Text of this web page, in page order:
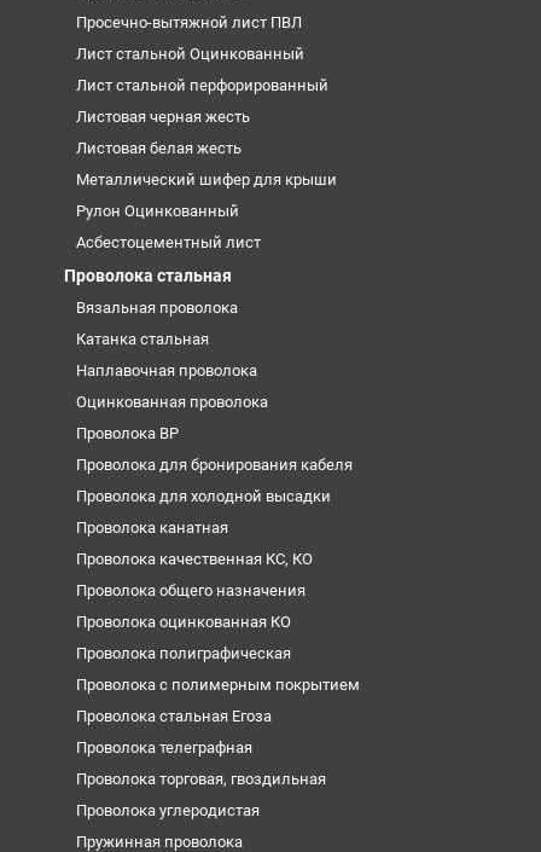
Просечно-вытяжной лист ПВЛ
Лист стальной Оцинкованный
Лист стальной перфорированный
Листовая черная жесть
Листовая белая жесть
Металлический шифер для крыши
Рулон Оцинкованный
Асбестоцементный лист
Проволока стальная
Вязальная проволока
Катанка стальная
Наплавочная проволока
Оцинкованная проволока
Проволока ВР
Проволока для бронирования кабеля
Проволока для холодной высадки
Проволока канатная
Проволока качественная КС, КО
Проволока общего назначения
Проволока оцинкованная КО
Проволока полиграфическая
Проволока с полимерным покрытием
Проволока стальная Егоза
Проволока телеграфная
Проволока торговая, гвоздильная
Проволока углеродистая
Пружинная проволока